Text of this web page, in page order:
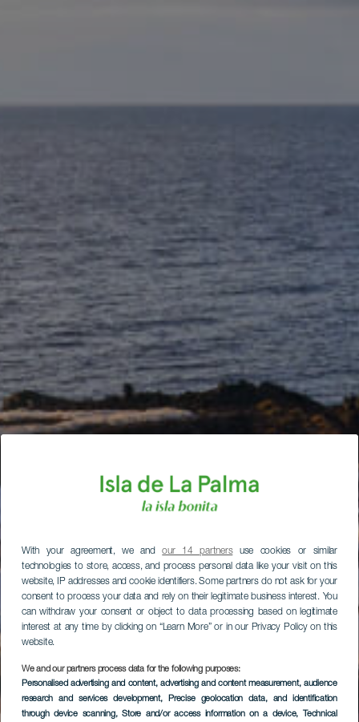
With your agreement, we andour 14 partnersuse cookies or similar
technologies to store, access, and process personal data like your visit on this
website, IP addresses and cookie identifiers. Some partners do not ask for your
consent to process your data and rely on their legitimate business interest. You
can withdraw your consent or object to data processing based on legitimate
interest at any time by clicking on “Learn More” or in our Privacy Policy on this
website.
We and our partners process data for the following purposes:
Personalised advertising and content, advertising and content measurement, audience
research and services development, Precise geolocation data, and identification
through device scanning, Store and/or access information on a device, Technical